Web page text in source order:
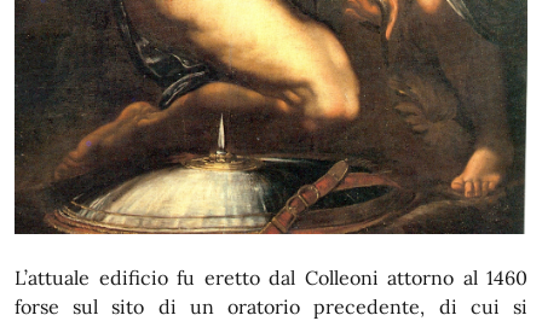
L’attuale edificio fu eretto dal Colleoni attorno al 1460
forse sul sito di un oratorio precedente, di cui si